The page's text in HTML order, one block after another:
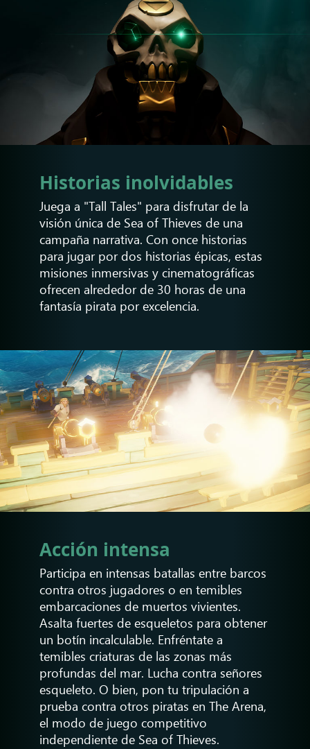
Historias inolvidables
Juega a "Tall Tales" para disfrutar de la
visión única de Sea of Thieves de una
campaña narrativa. Con once historias
para jugar por dos historias épicas, estas
misiones inmersivas y cinematográficas
ofrecen alrededor de 30 horas de una
fantasía pirata por excelencia.
Acción intensa
Participa en intensas batallas entre barcos
contra otros jugadores o en temibles
embarcaciones de muertos vivientes.
Asalta fuertes de esqueletos para obtener
un botín incalculable. Enfréntate a
temibles criaturas de las zonas más
profundas del mar. Lucha contra señores
esqueleto. O bien, pon tu tripulación a
prueba contra otros piratas en The Arena,
el modo de juego competitivo
independiente de Sea of Thieves.